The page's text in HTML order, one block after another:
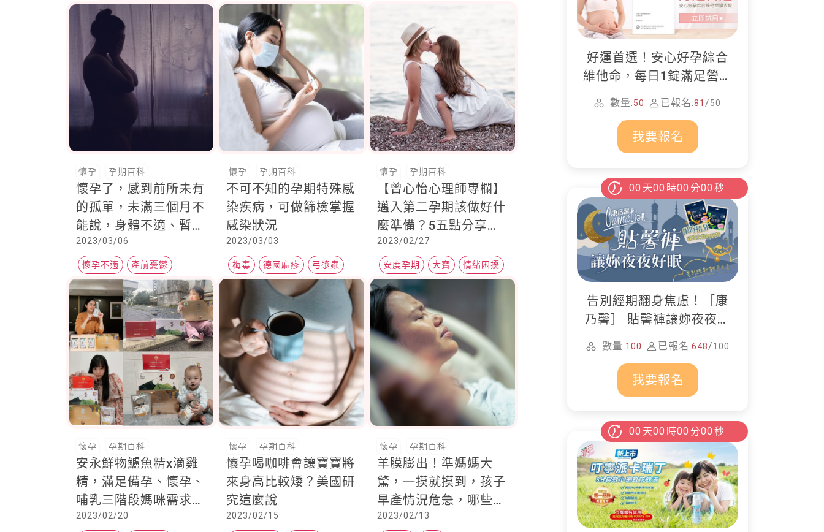
懷孕 孕期百科
懷孕了，感到前所未有
的孤單，未滿三個月不
能說，身體不適、暫離
朋友圈，擔心寶寶與未
來，好累好悶
2023/03/06
懷孕不適 產前憂鬱
孤獨感
懷孕 孕期百科
不可不知的孕期特殊感
染疾病，可做篩檢掌握
感染狀況
2023/03/03
梅毒 德國麻疹 弓漿蟲
懷孕 孕期百科
【曾心怡心理師專欄】
邁入第二孕期該做好什
麼準備？5五點分享，
讓妳身心都安定
2023/02/27
安度孕期 大寶 情緒困擾
懷孕 孕期百科
安永鮮物鱸魚精ⅹ滴雞
精，滿足備孕、懷孕、
哺乳三階段媽咪需求，
給媽媽滿滿體力！
2023/02/20
懷孕 孕期百科
懷孕喝咖啡會讓寶寶將
來身高比較矮？美國研
究這麼說
2023/02/15
懷孕 孕期百科
羊膜膨出！準媽媽大
驚，一摸就摸到，孩子
早產情況危急，哪些人
要特別小心？
2023/02/13
好運首選！安心好孕綜合
維他命，每日1錠滿足營養
所需
數量:50 已報名:81 /50
我要報名
00 天00 時00 分00 秒
告別經期翻身焦慮！［康
乃馨］ 貼馨褲讓妳夜夜好
數量:100 已報名:648/100
我要報名
00 天00 時00 分00 秒